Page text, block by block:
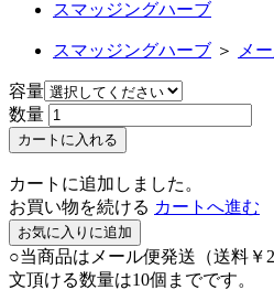
スマッジングハーブ
スマッジングハーブ ＞ メ
容量
数量
カートに入れる
カートに追加しました。
お買い物を続ける カートへ進む
お気に入りに追加
○当商品はメール便発送（送料￥
文頂ける数量は10個までです。